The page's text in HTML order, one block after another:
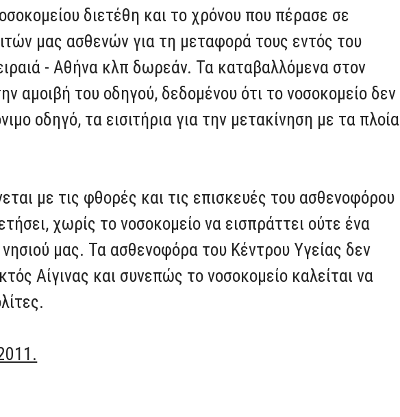
διετέθη και το χρόνου που πέρασε σε
μας ασθενών για τη μεταφορά τους εντός του
- Αθήνα κλπ δωρεάν. Τα καταβαλλόμενα στον
αμοιβή του οδηγού, δεδομένου ότι το νοσοκομείο δεν
οδηγό, τα εισιτήρια για την μετακίνηση με τα πλοία
με τις φθορές και τις επισκευές του ασθενοφόρου
χωρίς το νοσοκομείο να εισπράττει ούτε ένα
μας. Τα ασθενοφόρα του Κέντρου Υγείας δεν
Αίγινας και συνεπώς το νοσοκομείο καλείται να